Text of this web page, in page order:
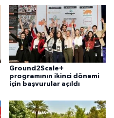
Ground2Scale+
programının ikinci dönemi
için başvurular açıldı